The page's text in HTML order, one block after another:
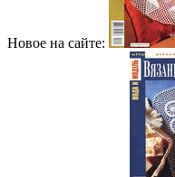
Новое на сайте: